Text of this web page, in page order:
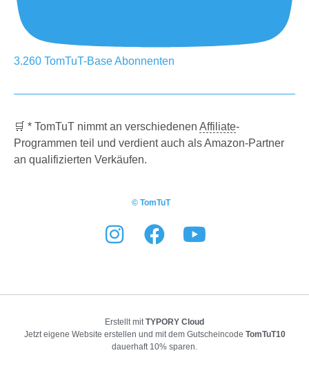
3.260 TomTuT-BaseAbonnenten
🛒 * TomTuT nimmt an verschiedenen Affiliate-
Programmen teil und verdient auch als Amazon-Partner
an qualifizierten Verkäufen.
© TomTuT
Erstellt mitTYPORY Cloud
Jetzt eigene Website erstellen und mit dem Gutscheincode TomTuT10
dauerhaft 10% sparen.